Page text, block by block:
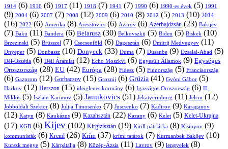
1914 (6) 1916 (6) 1917 (11) 1918 (7) 1941 (7) 1990 (6) 1990-es évek (5) 1991
(9) 2004 (6) 2007 (7) 2008 (12) 2009 (6) 2010 (8) 2012 (5) 2013 (10) 2014
(16) 2022 (6) Amerika (8) Aresztovics (6) Azarov (6) Azerbajdzsán (23) Bakijev
(7) Baku (11) Bandera (6) Belarusz (30) Belkovszkij (5) Biden (5) Biskek (10)
Brzezinski (5) Brüsszel (7) Csecsenföld (6) Dagesztán (6) Dmitrij Medvegyev (11)
Dnyeper (5) Donbassz (10) Donyeck (33) Duma (7) Dusanbe (9) Dzsalal-Abad (5)
Dél-Oszétia (6) Déli Áramlat (12) Echo Moszkvi (6) Egyesült Államok (9) Egységes
Oroszország (28) EU (42) Európa (28) Fidesz (5) Finnország (5) Franciaország
(6) Gazprom (12) Gorbacsov (15) Groznij (6) Grúzia (41) Gyóni Gábor (5)
Harkov (12) Herszon (15) ideiglenes kormány (6) Igazságos Oroszország (6) II.
Miklós (5) Iszlam Karimov (5) Janukovics (51) Jekatyerinburg (11) Jelcin (12)
Jobboldali Szektor (8) Julija Timosenko (7) Juscsenko (7) Kadirov (9) Karaganov
(12) Katyn (8) Kaukázus (9) Kazahsztán (22) Kazany (6) Kelet (5) Kelet-Ukrajna
(17) KGB (6) Kijev (102) Kirgizisztán (19) Kirill pátriárka (8) Kisinyov (9)
kommunisták (6) Kreml (26) Krím (37) krími tatárok (7) Kurmanbek Bakijev (10)
Kurszk megye (5) Kárpátalja (8) Közép-Ázsia (11) Lavrov (9) lengyelek (8)